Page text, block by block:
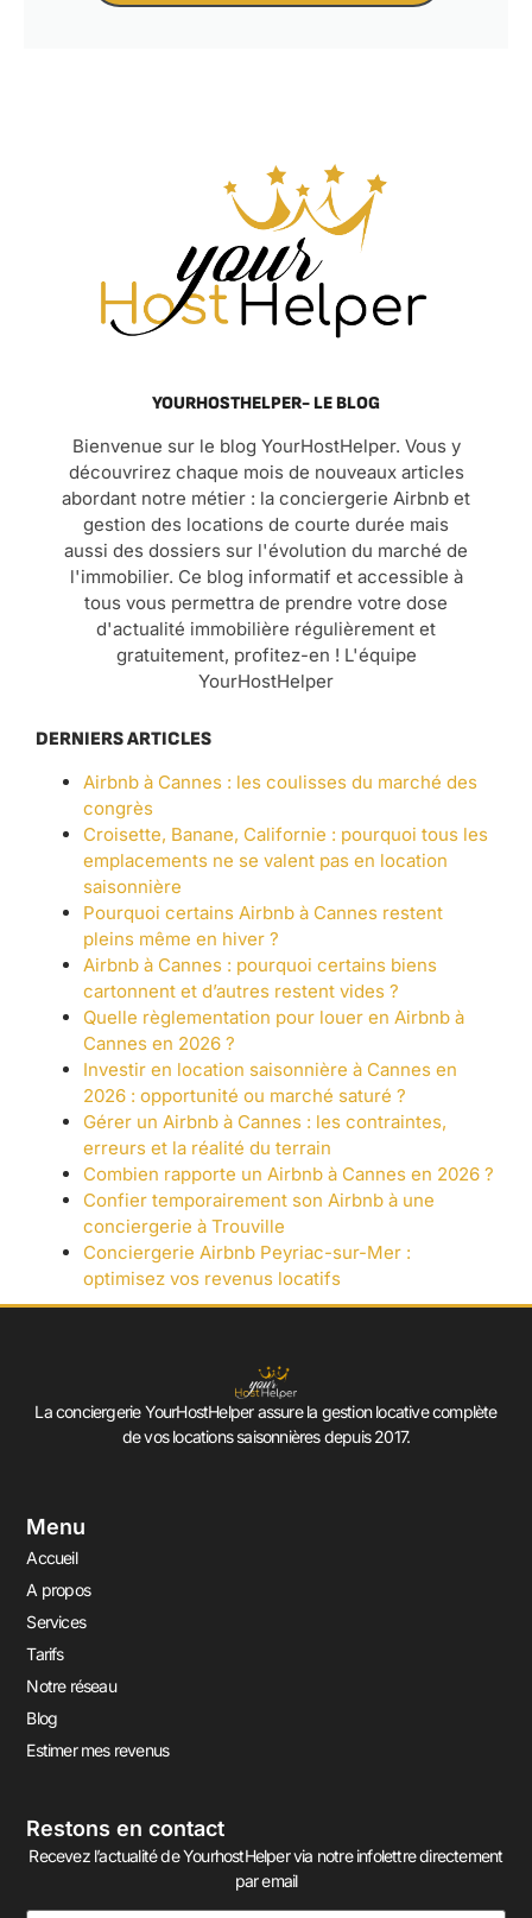
YOURHOSTHELPER- LE BLOG
Bienvenue sur le blog YourHostHelper. Vous y
découvrirez chaque mois de nouveaux articles
abordant notre métier : la conciergerie Airbnb et
gestion des locations de courte durée mais
aussi des dossiers sur l'évolution du marché de
l'immobilier. Ce blog informatif et accessible à
tous vous permettra de prendre votre dose
d'actualité immobilière régulièrement et
gratuitement, profitez-en ! L'équipe
YourHostHelper
DERNIERS ARTICLES
Airbnb à Cannes : les coulisses du marché des
congrès
Croisette, Banane, Californie : pourquoi tous les
emplacements ne se valent pas en location
saisonnière
Pourquoi certains Airbnb à Cannes restent
pleins même en hiver ?
Airbnb à Cannes : pourquoi certains biens
cartonnent et d’autres restent vides ?
Quelle règlementation pour louer en Airbnb à
Cannes en 2026 ?
Investir en location saisonnière à Cannes en
2026 : opportunité ou marché saturé ?
Gérer un Airbnb à Cannes : les contraintes,
erreurs et la réalité du terrain
Combien rapporte un Airbnb à Cannes en 2026 ?
Confier temporairement son Airbnb à une
conciergerie à Trouville
Conciergerie Airbnb Peyriac-sur-Mer :
optimisez vos revenus locatifs
La conciergerie YourHostHelper assure la gestion locative complète
de vos locations saisonnières depuis 2017.
Menu
Accueil
A propos
Services
Tarifs
Notre réseau
Blog
Estimer mes revenus
Restons en contact
Recevez l’actualité de YourhostHelper via notre infolettre directement
par email